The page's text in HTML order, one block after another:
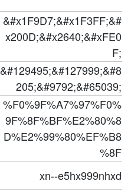
&#x1F9D7;&#x1F3FF;&#
x200D;&#x2640;&#xFE0
F;
&#129495;&#127999;&#8
205;&#9792;&#65039;
%F0%9F%A7%97%F0%
9F%8F%BF%E2%80%8
D%E2%99%80%EF%B8
%8F
xn--e5hx999nhxd